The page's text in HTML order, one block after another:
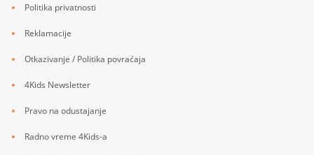
Politika privatnosti
Reklamacije
Otkazivanje / Politika povraćaja
4Kids Newsletter
Pravo na odustajanje
Radno vreme 4Kids-a